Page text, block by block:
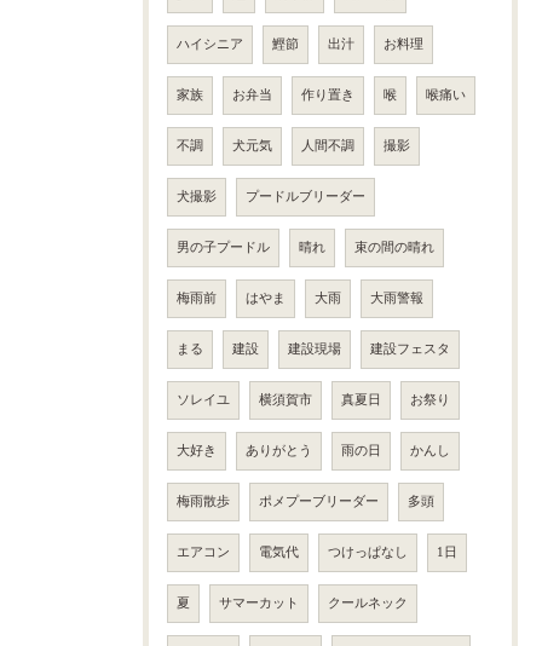
ハイシニア 鰹節 出汁 お料理
家族 お弁当 作り置き 喉 喉痛い
不調 犬元気 人間不調 撮影
犬撮影 プードルブリーダー
男の子プードル 晴れ 束の間の晴れ
梅雨前 はやま 大雨 大雨警報
まる 建設 建設現場 建設フェスタ
ソレイユ 横須賀市 真夏日 お祭り
大好き ありがとう 雨の日 かんし
梅雨散歩 ポメプーブリーダー 多頭
エアコン 電気代 つけっぱなし 1日
夏 サマーカット クールネック